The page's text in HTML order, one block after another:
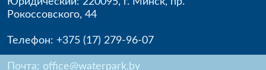
Рокоссовского, 44
Телефон: +375 (17) 279-96-07
Почта: office@waterpark.by